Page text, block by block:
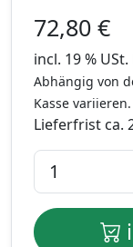
72,80 €
incl. 19 %
Abhängig von
Kasse variieren.
Lieferfrist ca.